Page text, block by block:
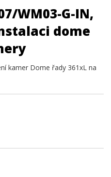
WM03-G-IN,
dome
kamer Dome řady 361xL na